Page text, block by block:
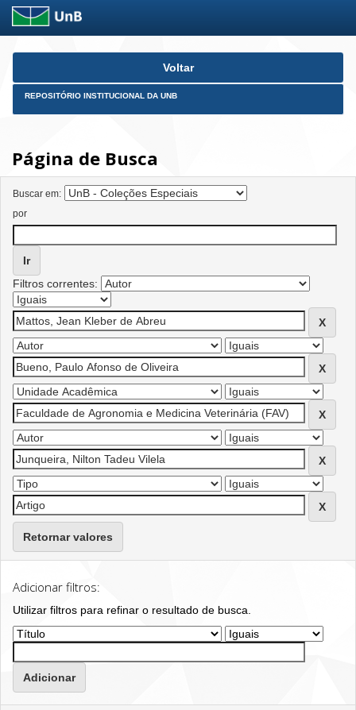
Skip
Voltar
REPOSITÓRIO INSTITUCIONAL DA UNB
Página de Busca
Buscar em:
por
Filtros correntes:
Retornar valores
Adicionar filtros:
Utilizar filtros para refinar o resultado de busca.